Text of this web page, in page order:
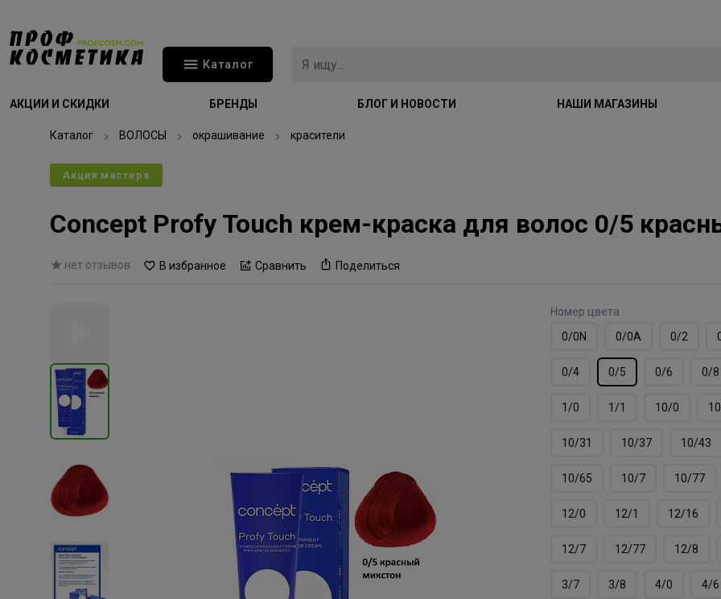
Каталог
АКЦИИ И СКИДКИ БРЕНДЫ БЛОГ И НОВОСТИ НАШИ МАГАЗИНЫ
Каталог ВОЛОСЫ окрашивание красители
Акция мастера
Concept Profy Touch крем-краска для волос 0/5
нет отзывов В избранное Сравнить Поделиться
Номер цвета
0/0N
0/0А 0/2
0/4 0/5 0/6 0/8
1/0 1/1 10/0
10/31 10/37 10/43
10/65 10/7 10/77
12/0 12/1 12/16
12/7 12/77 12/8
3/7 3/8 4/0 4/6